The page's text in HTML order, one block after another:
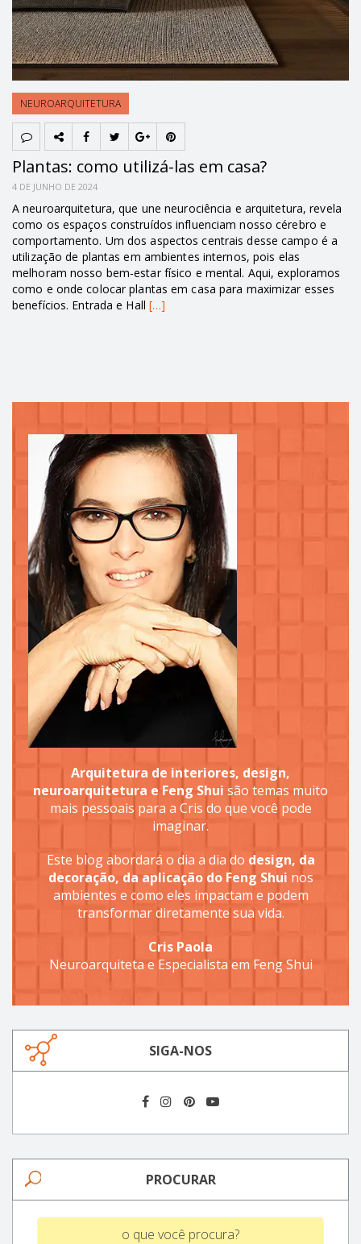
NEUROARQUITETURA
Plantas: como utilizá-las em casa?
4 DE JUNHO DE 2024
A neuroarquitetura, que une neurociência e arquitetura, revela
como os espaços construídos influenciam nosso cérebro e
comportamento. Um dos aspectos centrais desse campo é a
utilização de plantas em ambientes internos, pois elas
melhoram nosso bem-estar físico e mental. Aqui, exploramos
como e onde colocar plantas em casa para maximizar esses
benefícios. Entrada e Hall[…]
Arquitetura de interiores, design,
neuroarquitetura e Feng Shui são temas muito
mais pessoais para a Cris do que você pode
imaginar.
Este blog abordará o dia a dia do design, da
decoração, da aplicação do Feng Shui nos
ambientes e como eles impactam e podem
transformar diretamente sua vida.
Cris Paola
Neuroarquiteta e Especialista em Feng Shui
SIGA-NOS
PROCURAR